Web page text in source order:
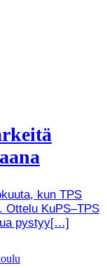
kun TPS
Ottelu KuPS–TPS
pystyy[…]